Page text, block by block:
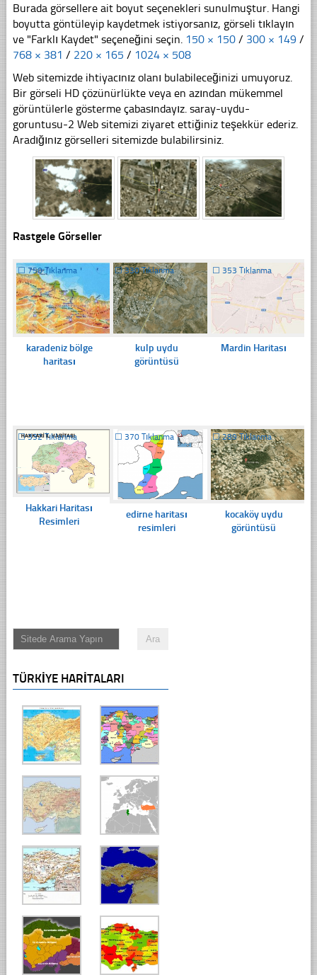
Burada görsellere ait boyut seçenekleri sunulmuştur. Hangi
boyutta göntüleyip kaydetmek istiyorsanız, görseli tıklayın
ve "Farklı Kaydet" seçeneğini seçin. 150 × 150 / 300 × 149 /
768 × 381 / 220 × 165 / 1024 × 508
Web sitemizde ihtiyacınız olanı bulabileceğinizi umuyoruz.
Bir görseli HD çözünürlükte veya en azından mükemmel
görüntülerle gösterme çabasındayız. saray-uydu-
goruntusu-2 Web sitemizi ziyaret ettiğiniz teşekkür ederiz.
Aradığınız görselleri sitemizde bulabilirsiniz.
Rastgele Görseller
☐750 Tıklanma
karadeniz bölge
haritası
☐330 Tıklanma
kulp uydu
görüntüsü
☐ 353 Tıklanma
Mardin Haritası
☐332 Tıklanma
Hakkari Haritası
Resimleri
☐ 370 Tıklanma
edirne haritası
resimleri
☐289 Tıklanma
kocaköy uydu
görüntüsü
TÜRKIYE HARITALARI